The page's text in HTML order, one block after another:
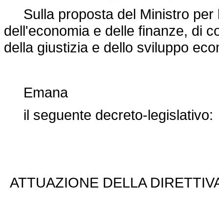
Sulla proposta del Ministro per
dell'economia e delle finanze, di
della giustizia e dello sviluppo
Emana
il seguente decreto-legislativo:
ATTUAZIONE DELLA